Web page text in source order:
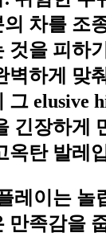
차를 조
것을 피하
벽하게 맞
elusive
긴장하게
옥탄 발레
레이는 놀
만족감을